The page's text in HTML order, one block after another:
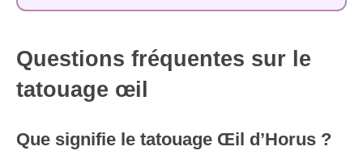
Questions fréquentes sur le
tatouage œil
Que signifie le tatouage Œil d’Horus ?